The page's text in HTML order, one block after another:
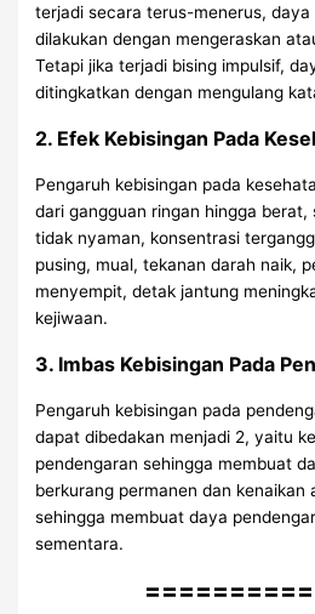
terjadi secara terus-menerus,
dilakukan dengan mengeraskan
Tetapi jika terjadi bising impulsif,
ditingkatkan dengan mengulang
2. Efek Kebisingan Pada
Pengaruh kebisingan pada
dari gangguan ringan hingga berat,
tidak nyaman, konsentrasi
pusing, mual, tekanan darah naik,
menyempit, detak jantung
kejiwaan.
3. Imbas Kebisingan Pada
Pengaruh kebisingan pada
dapat dibedakan menjadi 2, yaitu
pendengaran sehingga membuat
berkurang permanen dan kenaikan
sehingga membuat daya
sementara.